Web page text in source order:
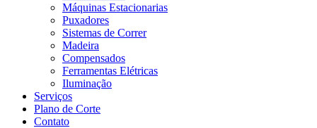
Máquinas Estacionarias
Puxadores
Sistemas de Correr
Madeira
Compensados
Ferramentas Elétricas
Iluminação
Serviços
Plano de Corte
Contato